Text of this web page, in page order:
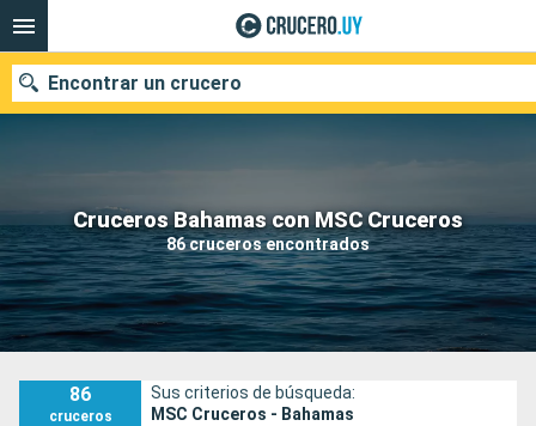
Cruceros Bahamas con MSC Cruceros
86 cruceros encontrados
Encontrar un crucero
Nuestros destinos
Fecha de salida
Puertos Compañías
Buscar
86
cruceros
Sus criterios de búsqueda:
MSC Cruceros - Bahamas